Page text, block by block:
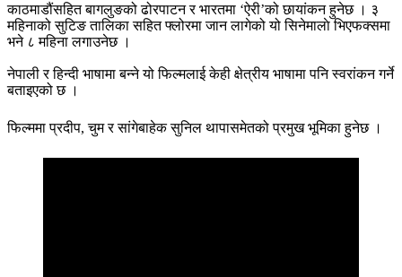
काठमाडौंसहित बागलुङको ढोरपाटन र भारतमा ‘ऐरी’को छायांकन हुनेछ । ३
महिनाको सुटिङ तालिका सहित फ्लोरमा जान लागेको यो सिनेमालाे भिएफक्समा
भने ८ महिना लगाउनेछ ।
नेपाली र हिन्दी भाषामा बन्ने यो फिल्मलाई केही क्षेत्रीय भाषामा पनि स्वरांकन गर्ने
बताइएको छ ।
फिल्ममा प्रदीप, चुम र सांगेबाहेक सुनिल थापासमेतको प्रमुख भूमिका हुनेछ ।